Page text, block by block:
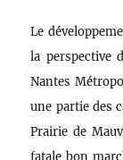
Le
la perspective
Nantes
une partie des
Prairie de